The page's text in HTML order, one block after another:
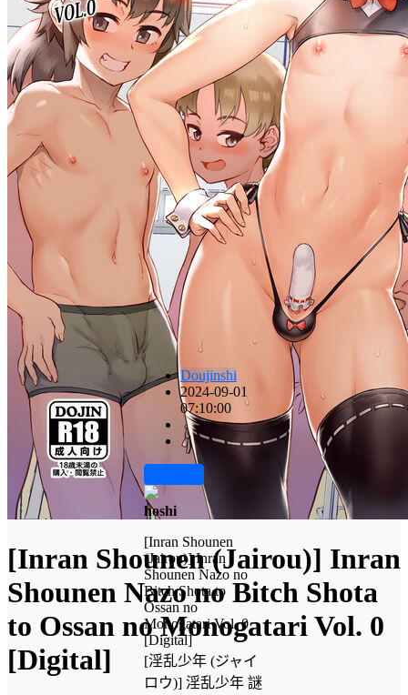
[Inran Shounen (Jairou)] Inran
Shounen Nazo no Bitch Shota
to Ossan no Monogatari Vol. 0
[Digital]
Doujinshi
2024-09-01
07:10:00
hoshi
[Inran Shounen
(Jairou)] Inran
Shounen Nazo no
Bitch Shota to
Ossan no
Monogatari Vol. 0
[Digital]
[淫乱少年 (ジャイ
ロウ)] 淫乱少年 謎